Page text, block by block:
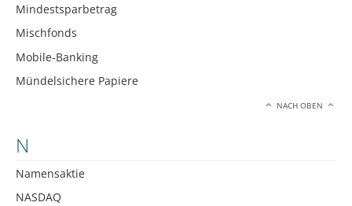
Mindestsparbetrag
Mischfonds
Mobile-Banking
Mündelsichere Papiere
NACH OBEN
N
Namensaktie
NASDAQ